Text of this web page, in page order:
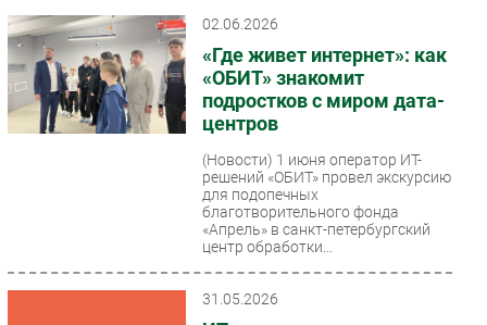
02.06.2026
«Где живет интернет»: как
«ОБИТ» знакомит
подростков с миром дата-
центров
(Новости) 1 июня оператор ИТ-
решений «ОБИТ» провел экскурсию
для подопечных
благотворительного фонда
«Апрель» в санкт-петербургский
центр обработки...
31.05.2026